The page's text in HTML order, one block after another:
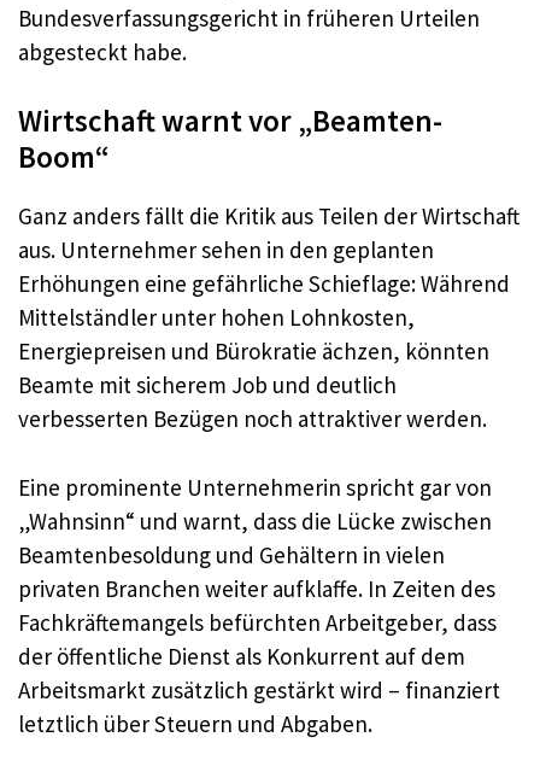
Bundesverfassungsgericht in früheren Urteilen
abgesteckt habe.
Wirtschaft warnt vor „Beamten-
Boom“
Ganz anders fällt die Kritik aus Teilen der Wirtschaft
aus. Unternehmer sehen in den geplanten
Erhöhungen eine gefährliche Schieflage: Während
Mittelständler unter hohen Lohnkosten,
Energiepreisen und Bürokratie ächzen, könnten
Beamte mit sicherem Job und deutlich
verbesserten Bezügen noch attraktiver werden.
Eine prominente Unternehmerin spricht gar von
„Wahnsinn“ und warnt, dass die Lücke zwischen
Beamtenbesoldung und Gehältern in vielen
privaten Branchen weiter aufklaffe. In Zeiten des
Fachkräftemangels befürchten Arbeitgeber, dass
der öffentliche Dienst als Konkurrent auf dem
Arbeitsmarkt zusätzlich gestärkt wird – finanziert
letztlich über Steuern und Abgaben.